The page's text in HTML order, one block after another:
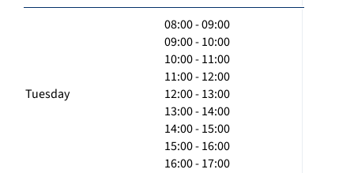
Tuesday
08:00 - 09:00
09:00 - 10:00
10:00 - 11:00
11:00 - 12:00
12:00 - 13:00
13:00 - 14:00
14:00 - 15:00
15:00 - 16:00
16:00 - 17:00